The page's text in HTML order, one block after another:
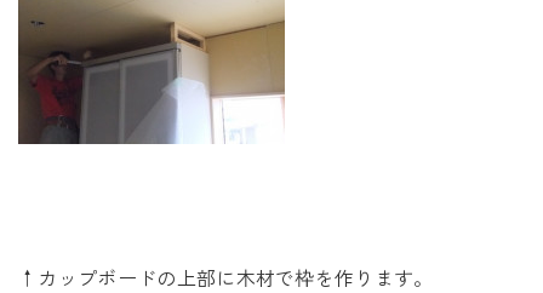
↑カップボードの上部に木材で枠を作ります。